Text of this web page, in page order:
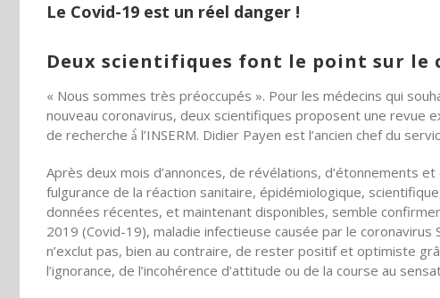
Le Covid-19 est un réel danger !
Deux scientifiques font le point sur le
« Nous sommes très préoccupés ». Pour les médecins qui
nouveau coronavirus, deux scientifiques proposent une
de recherche à̀ l’INSERM. Didier Payen est l’ancien chef du
Après deux mois d’annonces, de révélations, d’étonnements
fulgurance de la réaction sanitaire, épidémiologique,
données récentes, et maintenant disponibles, semble
2019 (Covid-19), maladie infectieuse causée par le
n’exclut pas, bien au contraire, de rester positif et optimiste
l’ignorance, de l’incohérence d’attitude ou de la course au